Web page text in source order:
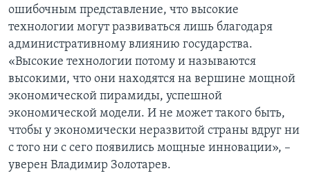
ошибочным представление, что высокие
технологии могут развиваться лишь благодаря
административному влиянию государства.
«Высокие технологии потому и называются
высокими, что они находятся на вершине мощной
экономической пирамиды, успешной
экономической модели. И не может такого быть,
чтобы у экономически неразвитой страны вдруг ни
с того ни с сего появились мощные инновации», –
уверен Владимир Золотарев.